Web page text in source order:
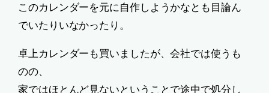
このカレンダーを元に自作しようかなとも目論ん
でいたりいなかったり。
卓上カレンダーも買いましたが、会社では使うも
のの、
家ではほとんど見ないということで途中で処分し